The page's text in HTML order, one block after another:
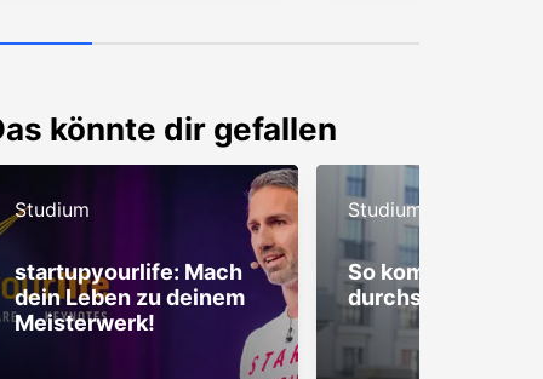
könnte dir gefallen
Studium
startupyourlife: Mach
dein Leben zu deinem
Meisterwerk!
Studium
So kommst du gut
durchs erste